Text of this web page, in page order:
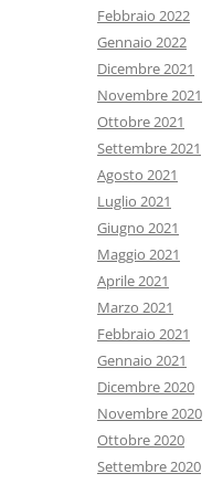
Febbraio 2022
Gennaio 2022
Dicembre 2021
Novembre 2021
Ottobre 2021
Settembre 2021
Agosto 2021
Luglio 2021
Giugno 2021
Maggio 2021
Aprile 2021
Marzo 2021
Febbraio 2021
Gennaio 2021
Dicembre 2020
Novembre 2020
Ottobre 2020
Settembre 2020